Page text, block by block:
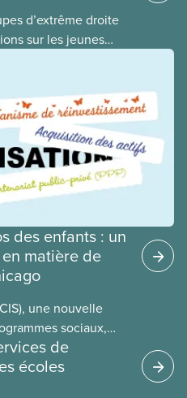
d’extrême droite
sur les jeunes
la discorde dans
trans, ils cherchent
politiques
haine envers les
fins politiques. Les
gagnants lorsque la
et
voix contre les
la crise du coût
des enfants : un
matière de
une nouvelle
sociaux,
secteurs au
certains des
du programme
de
écoles